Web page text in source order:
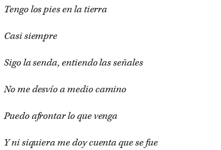
Tengo los pies en la tierra
Casi siempre
Sigo la senda, entiendo las señales
No me desvío a medio camino
Puedo afrontar lo que venga
Y ni siquiera me doy cuenta que se fue